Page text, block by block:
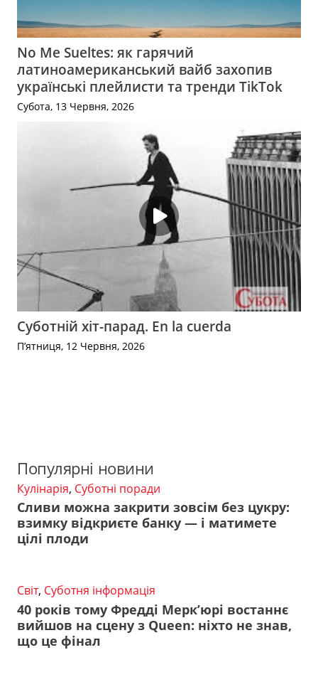
No Me Sueltes: як гарячий
латиноамериканський вайб захопив
українські плейлисти та тренди TikTok
Субота, 13 Червня, 2026
Суботній хіт-парад. En la cuerda
П’ятниця, 12 Червня, 2026
Популярні новини
Кулінарія, Суботні поради
Сливи можна закрити зовсім без цукру:
взимку відкриєте банку — і матимете
цілі плоди
Світ, Суботня інформація
40 років тому Фредді Мерк’юрі востаннє
вийшов на сцену з Queen: ніхто не знав,
що це фінал